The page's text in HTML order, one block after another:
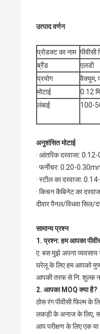
उत्पाद वर्णन
प्रोडक्ट का नाम पीवीसी
ब्रैंड
एलडी
प्रयोग
वैक्यूम,
मोटाई
0.12
लंबाई
100-
अनुशंसित मोटाई
· आंतरिक दरवाजा:
· फर्नीचर: 0.20-
· स्टील का दरवाजा:
· किचन कैबिनेट का
दीवार पैनल/विधवा
सामान्य प्रश्न
1. प्रश्न: हम आपका
ए: बस मुझे अपना व्यवसाय
घरेलू के लिए हम आपको
आपकी तरफ से नि: शुल्क
2. आपका MOQ क्या है?
ठोस रंग पीवीसी फिल्म के
लकड़ी के अनाज के लिए,
आप परीक्षण के लिए एक